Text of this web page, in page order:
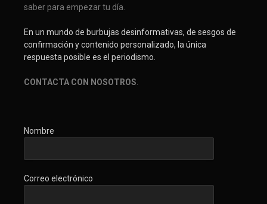
saber para empezar tu día.
En un mundo de burbujas desinformativas, de sesgos de
confirmación y contenido personalizado, la única
respuesta posible es el periodismo.
CONTACTA CON NOSOTROS
Nombre
Correo electrónico